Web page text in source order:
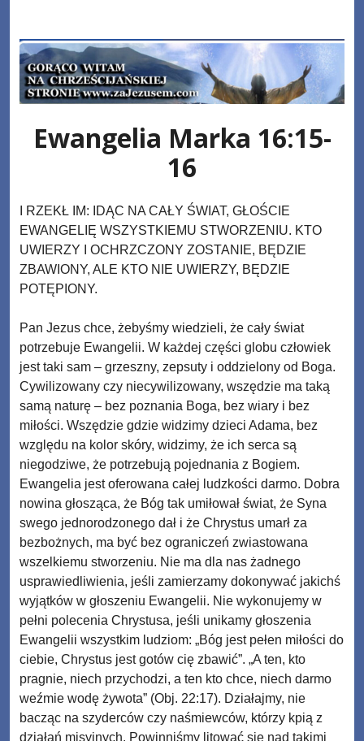
content
www.zaJezusem.com
Ewangelia Marka 16:15-
16
I RZEKŁ IM: IDĄC NA CAŁY ŚWIAT, GŁOŚCIE
EWANGELIĘ WSZYSTKIEMU STWORZENIU. KTO
UWIERZY I OCHRZCZONY ZOSTANIE, BĘDZIE
ZBAWIONY, ALE KTO NIE UWIERZY, BĘDZIE
POTĘPIONY.
Pan Jezus chce, żebyśmy wiedzieli, że cały świat
potrzebuje Ewangelii. W każdej części globu człowiek
jest taki sam – grzeszny, zepsuty i oddzielony od Boga.
Cywilizowany czy niecywilizowany, wszędzie ma taką
samą naturę – bez poznania Boga, bez wiary i bez
miłości. Wszędzie gdzie widzimy dzieci Adama, bez
względu na kolor skóry, widzimy, że ich serca są
niegodziwe, że potrzebują pojednania z Bogiem.
Ewangelia jest oferowana całej ludzkości darmo. Dobra
nowina głosząca, że Bóg tak umiłował świat, że Syna
swego jednorodzonego dał i że Chrystus umarł za
bezbożnych, ma być bez ograniczeń zwiastowana
wszelkiemu stworzeniu. Nie ma dla nas żadnego
usprawiedliwienia, jeśli zamierzamy dokonywać jakichś
wyjątków w głoszeniu Ewangelii. Nie wykonujemy w
pełni polecenia Chrystusa, jeśli unikamy głoszenia
Ewangelii wszystkim ludziom: „Bóg jest pełen miłości do
ciebie, Chrystus jest gotów cię zbawić”. „A ten, kto
pragnie, niech przychodzi, a ten kto chce, niech darmo
weźmie wodę żywota” (Obj. 22:17). Działajmy, nie
bacząc na szyderców czy naśmiewców, którzy kpią z
działań misyjnych. Powinniśmy litować się nad takimi